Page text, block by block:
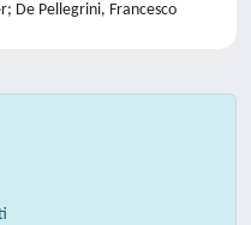
De Pellegrini, Francesco